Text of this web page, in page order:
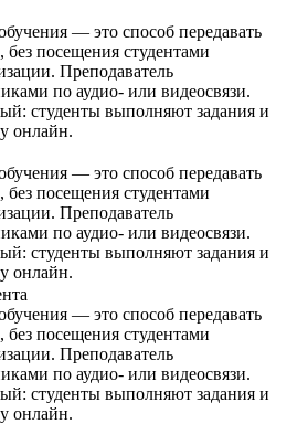
— это способ передавать
посещения студентами
Преподаватель
по аудио- или видеосвязи.
студенты выполняют задания и
онлайн.
— это способ передавать
посещения студентами
Преподаватель
по аудио- или видеосвязи.
студенты выполняют задания и
онлайн.
— это способ передавать
посещения студентами
Преподаватель
по аудио- или видеосвязи.
студенты выполняют задания и
онлайн.